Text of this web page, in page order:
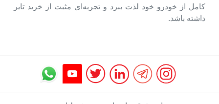
کامل از خودرو خود لذت ببرد و تجربه‌ای مثبت از خرید تایر
داشته باشد.